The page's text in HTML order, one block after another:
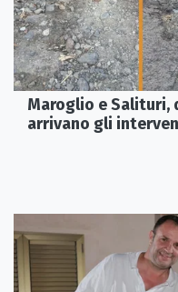
Maroglio e
arrivano gli